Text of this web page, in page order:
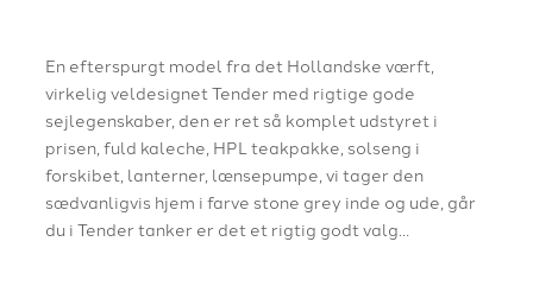
En efterspurgt model fra det Hollandske værft,
virkelig veldesignet Tender med rigtige gode
sejlegenskaber, den er ret så komplet udstyret i
prisen, fuld kaleche, HPL teakpakke, solseng i
forskibet, lanterner, lænsepumpe, vi tager den
sædvanligvis hjem i farve stone grey inde og ude, går
du i Tender tanker er det et rigtig godt valg…